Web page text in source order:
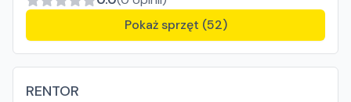
Pokaż sprzęt (52)
RENTOR